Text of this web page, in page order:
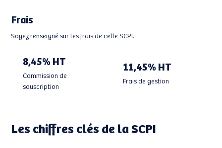
Frais
Soyez renseigné sur les frais de cette SCPI.
8,45% HT
Commission de
souscription
11,45% HT
Frais de gestion
Les chiffres clés de la SCPI